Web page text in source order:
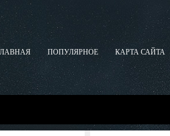
ПОПУЛЯРНОЕ КАРТА САЙТА